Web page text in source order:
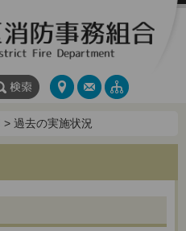
> 過去の実施状況